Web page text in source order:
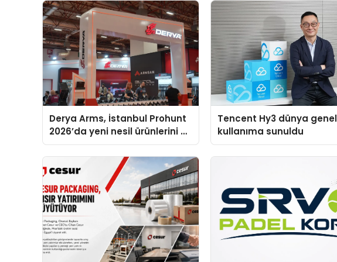
Derya Arms, İstanbul Prohunt
2026’da yeni nesil ürünlerini ve
global marka vizyonunu
sergiledi
Tencent Hy3 dünya
kullanıma sunuldu